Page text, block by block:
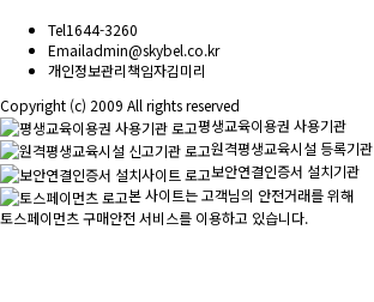
Tel1644-3260
Emailadmin@skybel.co.kr
개인정보관리책임자김미리
Copyright (c) 2009 All rights reserved
평생교육이용권 사용기관
원격평생교육시설 등록기관
보안연결인증서 설치기관
본 사이트는 고객님의 안전거래를 위해
토스페이먼츠 구매안전 서비스를 이용하고 있습니다.